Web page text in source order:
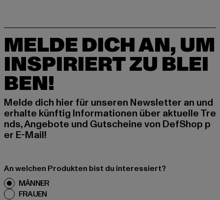
MELDE DICH AN, UM
INSPIRIERT ZU BLEI
BEN!
Melde dich hier für unseren Newsletter an und
erhalte künftig Informationen über aktuelle Tre
nds, Angebote und Gutscheine von DefShop p
er E-Mail!
An welchen Produkten bist du interessiert?
MÄNNER
FRAUEN